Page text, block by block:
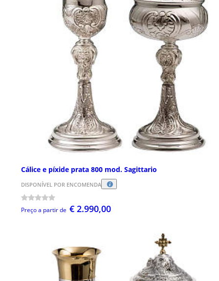
Cálice e píxide prata 800 mod. Sagittario
DISPONÍVEL POR ENCOMENDA
Preço a partir de € 2.990,00